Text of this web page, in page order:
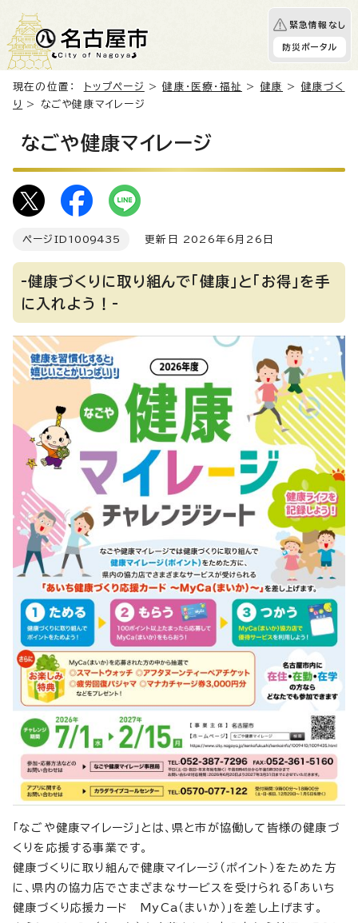
緊急情報なし
防災ポータル
現在の位置： トップページ >健康・医療・福祉 > 健康 > 健康づく
り
> なごや健康マイレージ
なごや健康マイレージ
ページID 1009435 更新日 2026年6月26日
-健康づくりに取り組んで「健康」と「お得」を手
に入れよう！-
「なごや健康マイレージ」とは、県と市が協働して皆様の健康づ
くりを応援する事業です。
健康づくりに取り組んで健康マイレージ（ポイント）をためた方
に、県内の協力店でさまざまなサービスを受けられる「あいち
健康づくり応援カード MyCa（まいか）」を差し上げます。